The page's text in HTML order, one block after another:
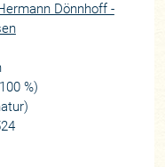
Dönnhoff -
%)